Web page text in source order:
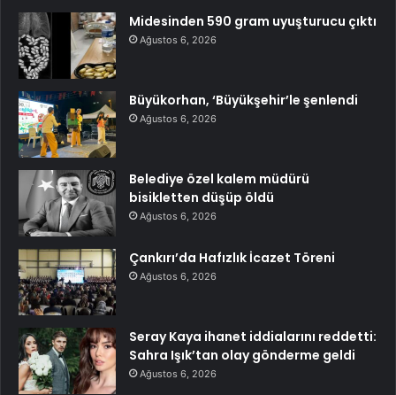
Midesinden 590 gram uyuşturucu çıktı
Ağustos 6, 2026
Büyükorhan, ‘Büyükşehir’le şenlendi
Ağustos 6, 2026
Belediye özel kalem müdürü
bisikletten düşüp öldü
Ağustos 6, 2026
Çankırı’da Hafızlık İcazet Töreni
Ağustos 6, 2026
Seray Kaya ihanet iddialarını reddetti:
Sahra Işık’tan olay gönderme geldi
Ağustos 6, 2026